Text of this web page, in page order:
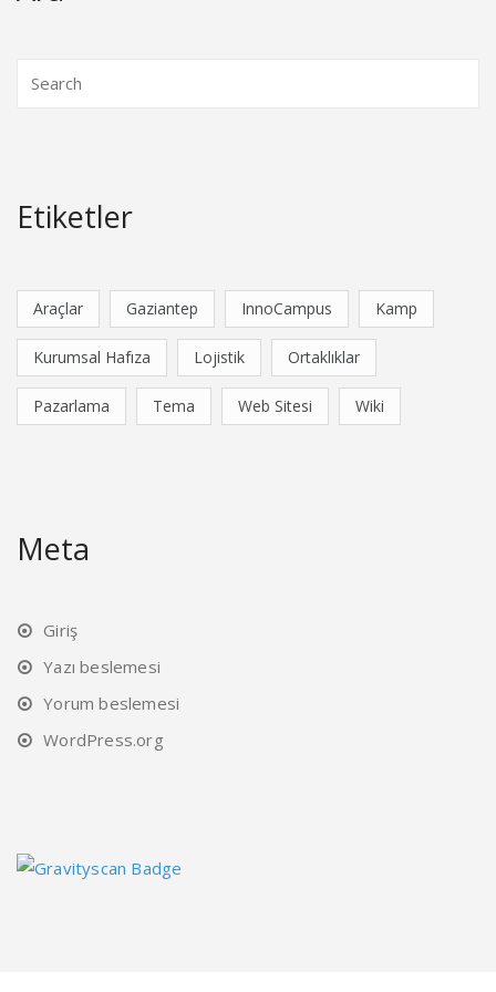
Etiketler
Araçlar Gaziantep InnoCampus Kamp
Kurumsal Hafıza Lojistik Ortaklıklar
Pazarlama Tema Web Sitesi Wiki
Meta
Giriş
Yazı beslemesi
Yorum beslemesi
WordPress.org